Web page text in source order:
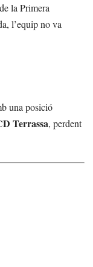
la Primera
l’equip no va
una posició
Terrassa, perdent